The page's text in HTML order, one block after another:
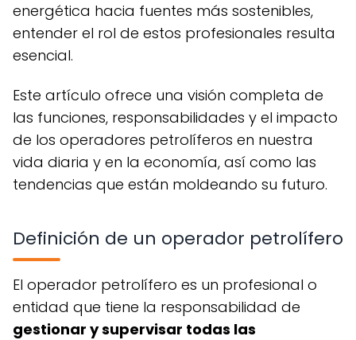
energética hacia fuentes más sostenibles,
entender el rol de estos profesionales resulta
esencial.
Este artículo ofrece una visión completa de
las funciones, responsabilidades y el impacto
de los operadores petrolíferos en nuestra
vida diaria y en la economía, así como las
tendencias que están moldeando su futuro.
Definición de un operador petrolífero
El operador petrolífero es un profesional o
entidad que tiene la responsabilidad de
gestionar y supervisar todas las